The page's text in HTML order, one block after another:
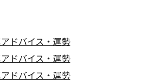
ドバイス・運勢
ドバイス・運勢
ドバイス・運勢